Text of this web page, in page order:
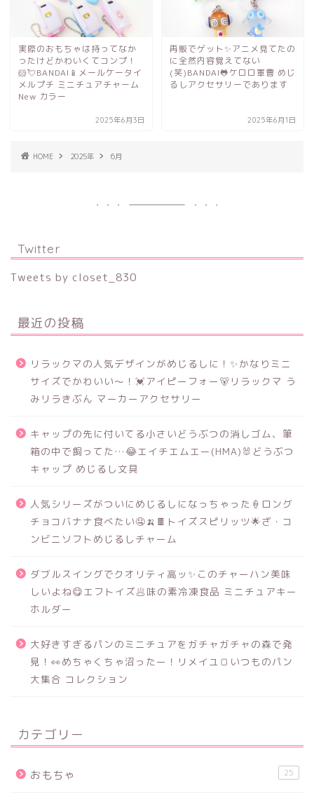
実際のおもちゃは持ってなか
ったけどかわいくてコンプ！
🐹💘BANDAI📱メールケータイ
メルプチ ミニチュアチャーム
New カラー
2025年6月3日
再販でゲット✨アニメ見てたの
に全然内容覚えてない
(笑)BANDAI🐸ケロロ軍曹 めじ
るしアクセサリーであります
2025年6月1日
HOME 2025年 6月
Twitter
Tweets by closet_830
最近の投稿
リラックマの人気デザインがめじるしに！✨かなりミニ
サイズでかわいい～！💓アイピーフォー🐻リラックマ う
みリラきぶん マーカーアクセサリー
キャップの先に付いてる小さいどうぶつの消しゴム、筆
箱の中で飼ってた…😂エイチエムエー(HMA)🐰どうぶつ
キャップ めじるし文具
人気シリーズがついにめじるしになっちゃった🍦ロング
チョコバナナ食べたい🤤🍌🍫トイズスピリッツ🌟ざ・コ
ンビニソフトめじるしチャーム
ダブルスイングでクオリティ高ッ✨このチャーハン美味
しいよね😋エフトイズ🥟味の素冷凍食品 ミニチュアキー
ホルダー
大好きすぎるパンのミニチュアをガチャガチャの森で発
見！👀めちゃくちゃ沼ったー！リメイユ🍞いつものパン
大集合 コレクション
カテゴリー
おもちゃ 25